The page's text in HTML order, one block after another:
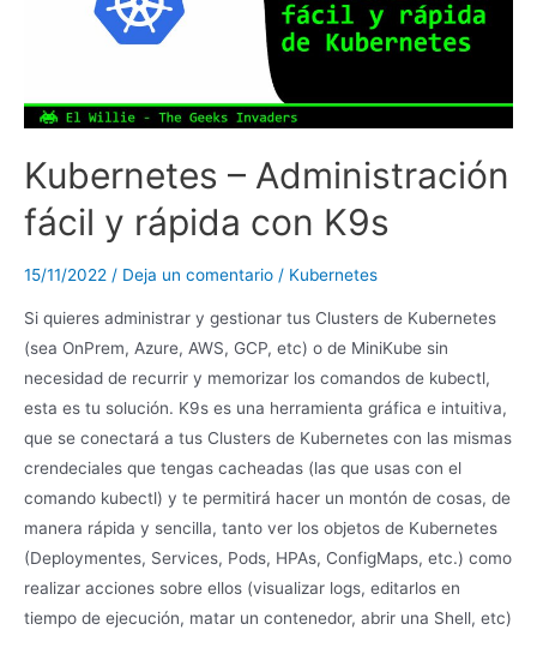
Kubernetes – Administración
fácil y rápida con K9s
15/11/2022 / Deja un comentario / Kubernetes
Si quieres administrar y gestionar tus Clusters de Kubernetes
(sea OnPrem, Azure, AWS, GCP, etc) o de MiniKube sin
necesidad de recurrir y memorizar los comandos de kubectl,
esta es tu solución. K9s es una herramienta gráfica e intuitiva,
que se conectará a tus Clusters de Kubernetes con las mismas
crendeciales que tengas cacheadas (las que usas con el
comando kubectl) y te permitirá hacer un montón de cosas, de
manera rápida y sencilla, tanto ver los objetos de Kubernetes
(Deploymentes, Services, Pods, HPAs, ConfigMaps, etc.) como
realizar acciones sobre ellos (visualizar logs, editarlos en
tiempo de ejecución, matar un contenedor, abrir una Shell, etc)